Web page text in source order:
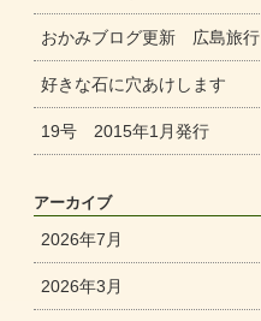
おかみブログ更新 広島旅行
好きな石に穴あけします
19号 2015年1月発行
アーカイブ
2026年7月
2026年3月